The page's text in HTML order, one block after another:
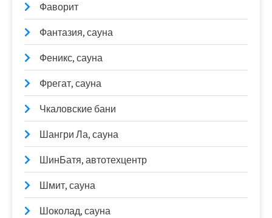
Фаворит
Фантазия, сауна
Феникс, сауна
Фрегат, сауна
Чкаловские бани
Шангри Ла, сауна
ШинБатя, автотехцентр
Шмит, сауна
Шоколад, сауна